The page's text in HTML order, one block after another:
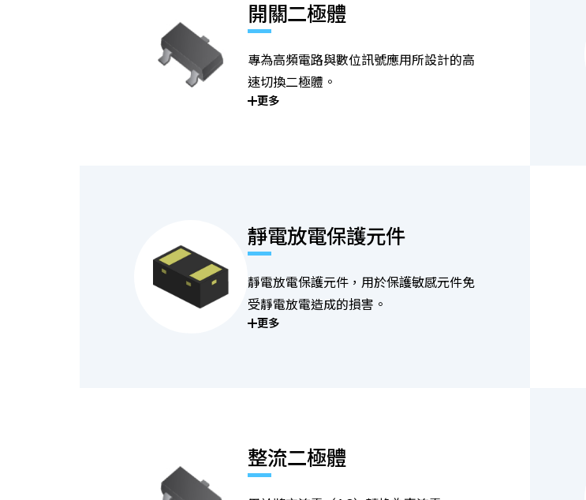
開關二極體
專為高頻電路與數位訊號應用所設計的高
速切換二極體。
更多
靜電放電保護元件
靜電放電保護元件，用於保護敏感元件免
受靜電放電造成的損害。
更多
整流二極體